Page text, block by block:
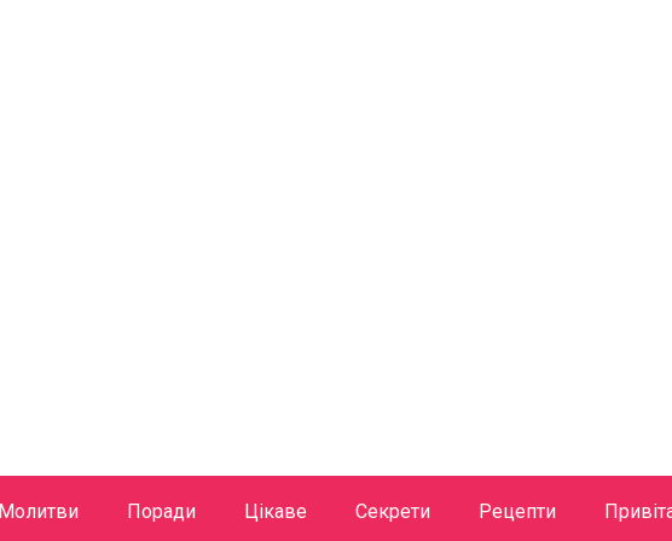
Молитви Поради Цікаве Секрети Рецепти